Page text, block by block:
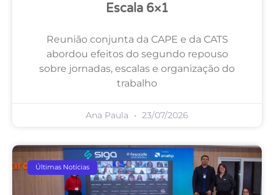
Escala 6×1
Reunião conjunta da CAPE e da CATS
abordou efeitos do segundo repouso
sobre jornadas, escalas e organização do
trabalho
Ana Paula 23/07/2026
Últimas Notícias